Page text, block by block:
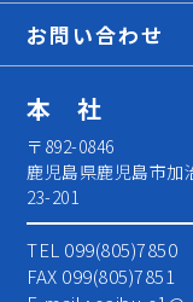
お問い合わせ
本 社
〒892-0846
鹿児島県鹿児島市加
23-201
TEL 099(805)7850
FAX 099(805)7851